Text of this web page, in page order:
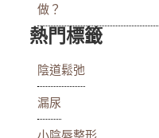
做？
熱門標籤
陰道鬆弛
漏尿